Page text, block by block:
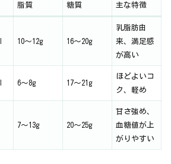
脂質 糖質 主な特徴
10〜12g 16〜20g
乳脂肪由
来、満足感
が高い
6〜8g 17〜21g
ほどよいコ
ク、軽め
7〜13g 20〜25g
甘さ強め、
血糖値が上
がりやすい